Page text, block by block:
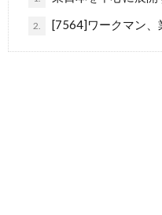
2. [7564]ワークマン、